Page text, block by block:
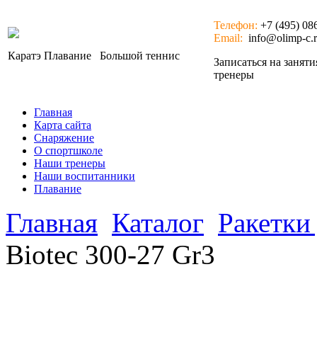
Каратэ Плавание Большой теннис
Телефон: +7 (495)
Email: info@olimp-
Записаться на
тренеры
Главная
Карта сайта
Снаряжение
О спортшколе
Наши тренеры
Наши воспитанники
Плавание
Главная Каталог
Biotec 300-27 Gr3